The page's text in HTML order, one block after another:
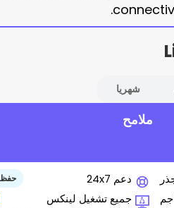
شهريا
ملامح
دعم 24x7
جميع تشغيل لينكس
حفظ 48%